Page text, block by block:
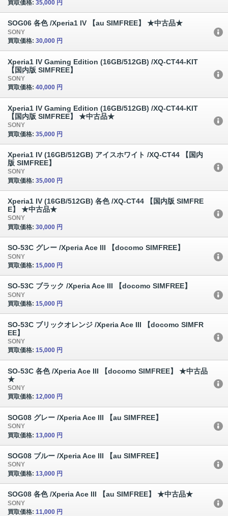
買取価格: 35,000 円
SOG06 各色 /Xperia1 IV 【au SIMFREE】 ★中古品★
SONY
買取価格: 30,000 円
Xperia1 IV Gaming Edition (16GB/512GB) /XQ-CT44-KIT
【国内版 SIMFREE】
SONY
買取価格: 40,000 円
Xperia1 IV Gaming Edition (16GB/512GB) /XQ-CT44-KIT
【国内版 SIMFREE】 ★中古品★
SONY
買取価格: 35,000 円
Xperia1 IV (16GB/512GB) アイスホワイト /XQ-CT44 【国内
版 SIMFREE】
SONY
買取価格: 35,000 円
Xperia1 IV (16GB/512GB) 各色 /XQ-CT44 【国内版 SIMFRE
E】 ★中古品★
SONY
買取価格: 30,000 円
SO-53C グレー /Xperia Ace III 【docomo SIMFREE】
SONY
買取価格: 15,000 円
SO-53C ブラック /Xperia Ace III 【docomo SIMFREE】
SONY
買取価格: 15,000 円
SO-53C ブリックオレンジ /Xperia Ace III 【docomo SIMFR
EE】
SONY
買取価格: 15,000 円
SO-53C 各色 /Xperia Ace III 【docomo SIMFREE】 ★中古品
★
SONY
買取価格: 12,000 円
SOG08 グレー /Xperia Ace III 【au SIMFREE】
SONY
買取価格: 13,000 円
SOG08 ブルー /Xperia Ace III 【au SIMFREE】
SONY
買取価格: 13,000 円
SOG08 各色 /Xperia Ace III 【au SIMFREE】 ★中古品★
SONY
買取価格: 11,000 円